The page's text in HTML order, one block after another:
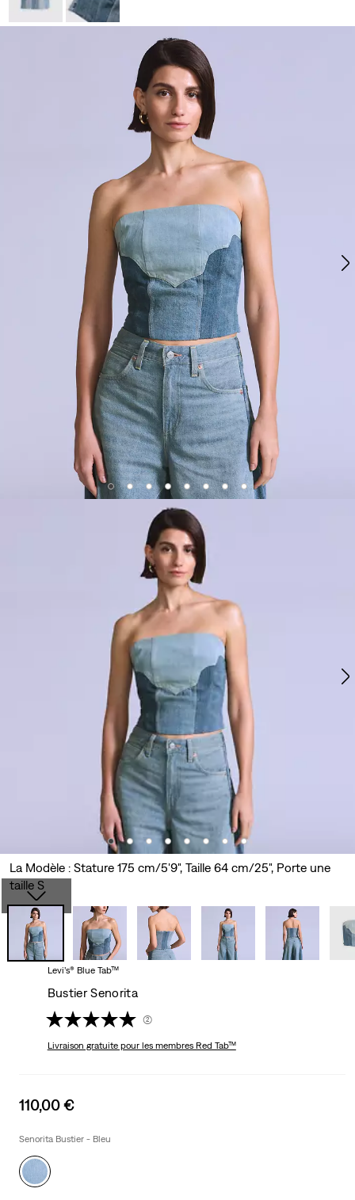
La Modèle : Stature 175 cm/5'9", Taille 64 cm/25", Porte une
taille S
Levi’s® Blue Tab™
Bustier Senorita
(2)
Livraison gratuitepour les membres Red Tab™
Sale
is
110,00 €
Senorita Bustier - Bleu